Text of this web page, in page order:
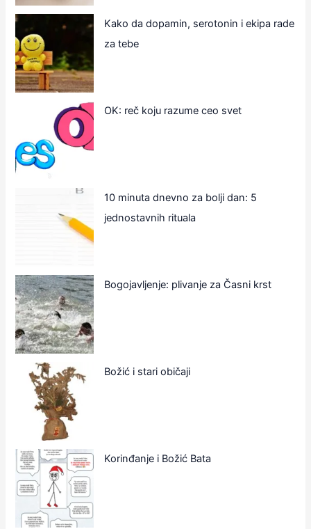
Kako da dopamin, serotonin i ekipa rade
za tebe
OK: reč koju razume ceo svet
10 minuta dnevno za bolji dan: 5
jednostavnih rituala
Bogojavljenje: plivanje za Časni krst
Božić i stari običaji
Korinđanje i Božić Bata